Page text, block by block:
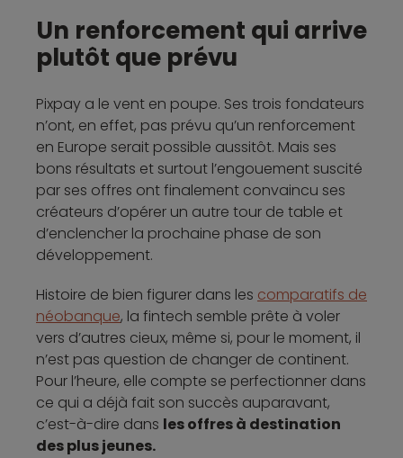
Un renforcement qui arrive
plutôt que prévu
Pixpay a le vent en poupe. Ses trois fondateurs
n’ont, en effet, pas prévu qu’un renforcement
en Europe serait possible aussitôt. Mais ses
bons résultats et surtout l’engouement suscité
par ses offres ont finalement convaincu ses
créateurs d’opérer un autre tour de table et
d’enclencher la prochaine phase de son
développement.
Histoire de bien figurer dans les comparatifs de
néobanque, la fintech semble prête à voler
vers d’autres cieux, même si, pour le moment, il
n’est pas question de changer de continent.
Pour l’heure, elle compte se perfectionner dans
ce qui a déjà fait son succès auparavant,
c’est-à-dire dans les offres à destination
des plus jeunes.